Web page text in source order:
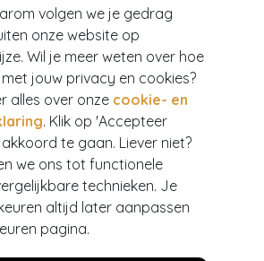
volgen we je gedrag
onze website op
Wil je meer weten over hoe
jouw privacy en cookies?
alles over onze cookie- en
. Klik op 'Accepteer
te gaan. Liever niet?
we ons tot functionele
technieken. Je
altijd later aanpassen
pagina.
PRODUCTEN